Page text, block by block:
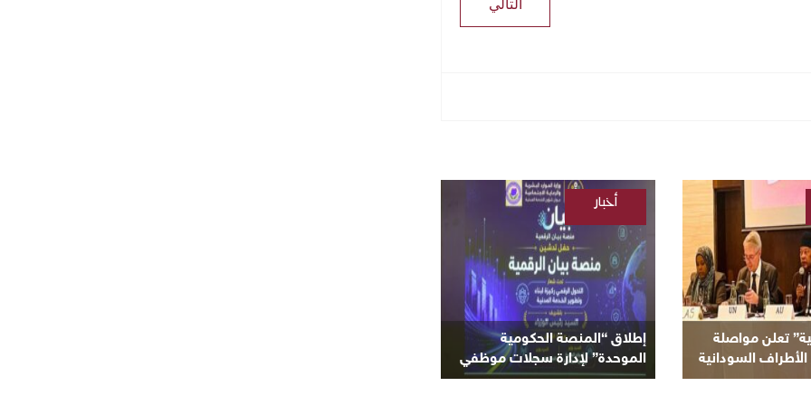
التالي
تعلن مواصلة
السودانية
إطلاق “المنصة الحكومية
الموحدة” لإدارة سجلات موظفي
الدولة
أخبار
السودانية